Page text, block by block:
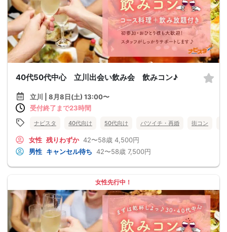
40代50代中心 立川出会い飲み会 飲みコン♪
立川 | 8月8日(土) 13:00〜
受付終了まで23時間
ナビスタ 40代向け 50代向け バツイチ・再婚 街コン
女性 残りわずか 42〜58歳 4,500円
男性 キャンセル待ち 42〜58歳 7,500円
女性先行中！